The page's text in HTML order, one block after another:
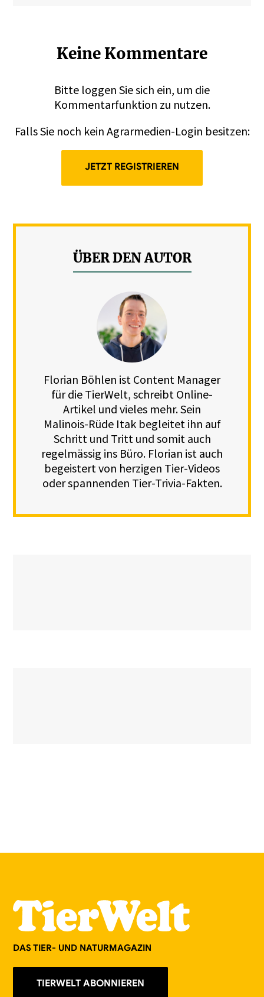
Keine Kommentare
Bitte loggen Sie sich ein, um die
Kommentarfunktion zu nutzen.
Falls Sie noch kein Agrarmedien-Login besitzen:
JETZT REGISTRIEREN
ÜBER DEN AUTOR
Florian Böhlen ist Content Manager
für die TierWelt, schreibt Online-
Artikel und vieles mehr. Sein
Malinois-Rüde Itak begleitet ihn auf
Schritt und Tritt und somit auch
regelmässig ins Büro. Florian ist auch
begeistert von herzigen Tier-Videos
oder spannenden Tier-Trivia-Fakten.
DAS TIER- UND NATURMAGAZIN
TIERWELT ABONNIEREN